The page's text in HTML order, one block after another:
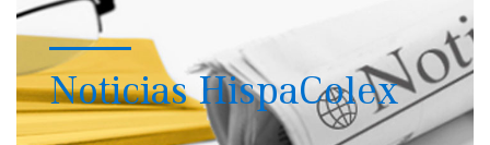
Noticias HispaColex